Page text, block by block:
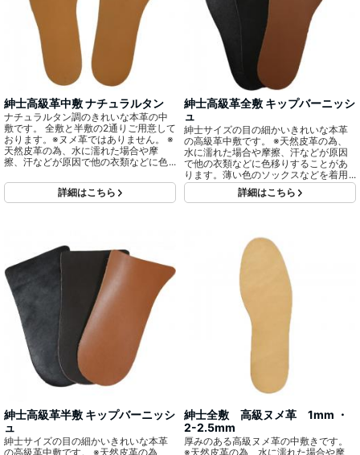
紳士高級革中敷 ナチュラルタン
ナチュラルタン調のきれいな本革の中
敷です。 全敷と半敷の2通りご用意して
おります。※ヌメ革ではありません。 ※
天然皮革の為、水に濡れた場合や摩
擦、汗などが原因で他の衣類などに色
ックスなどを着用する際は十分にご注
意ください。詳細はこちら
紳士高級革全敷 キップバーニッシ
ュ
紳士サイズの目の細かいきれいな本革
の高級革中敷です。 ※天然皮革の為、
水に濡れた場合や摩擦、汗などが原因
で他の衣類などに色移りすることがあ
ります。薄い色のソックスなどを着用
する際は十分にご注意ください。
詳細はこちら
紳士高級革半敷 キップバーニッシ
ュ
紳士サイズの目の細かいきれいな本革
の高級革中敷です。 ※天然皮革の為、
紳士全敷 高級ヌメ革 1mm ・
2-2.5mm
厚みのある高級ヌメ革の中敷きです。
※天然皮革の為、水に濡れた場合や摩